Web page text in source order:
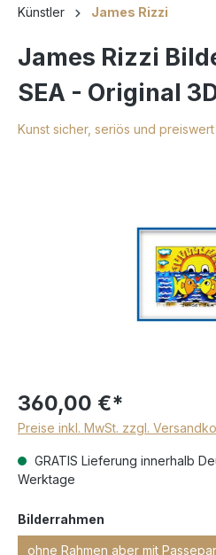
Künstler James Rizzi
James Rizzi
SEA - Original
Kunst sicher, seriös und
360,00 €*
Preise inkl. MwSt. zzgl.
GRATIS Lieferung innerhalb
Werktage
Bilderrahmen
ohne Rahmen aber mit